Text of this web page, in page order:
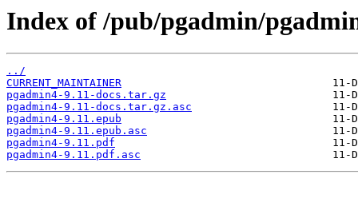
Index of /pub/pgadmin/
../
CURRENT_MAINTAINER
pgadmin4-9.11-docs.tar.gz
pgadmin4-9.11-docs.tar.gz.asc
pgadmin4-9.11.epub
pgadmin4-9.11.epub.asc
pgadmin4-9.11.pdf
pgadmin4-9.11.pdf.asc